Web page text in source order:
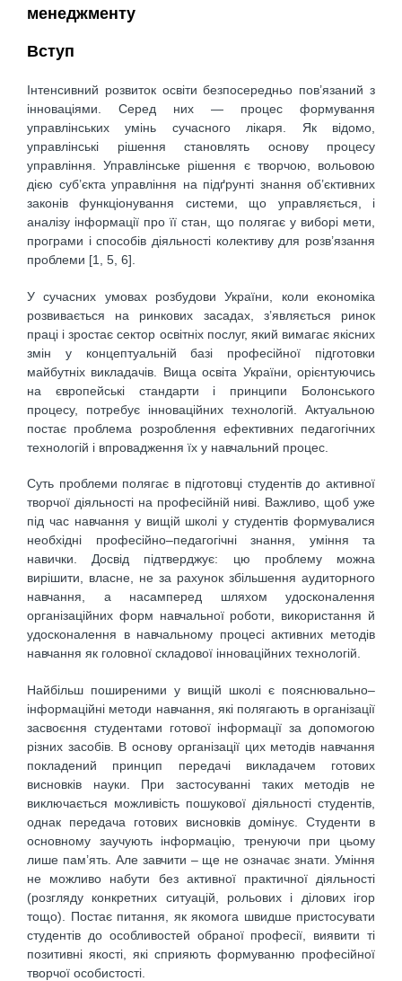
менеджменту
Вступ
Інтенсивний розвиток освіти безпосередньо пов’язаний з
інноваціями. Серед них — процес формування
управлінських умінь сучасного лікаря. Як відомо,
управлінські рішення становлять основу процесу
управління. Управлінське рішення є творчою, вольовою
дією суб’єкта управління на підґрунті знання об’єктивних
законів функціонування системи, що управляється, і
аналізу інформації про її стан, що полягає у виборі мети,
програми і способів діяльності колективу для розв’язання
проблеми [1, 5, 6].
У сучасних умовах розбудови України, коли економіка
розвивається на ринкових засадах, з’являється ринок
праці і зростає сектор освітніх послуг, який вимагає якісних
змін у концептуальній базі професійної підготовки
майбутніх викладачів. Вища освіта України, орієнтуючись
на європейські стандарти і принципи Болонського
процесу, потребує інноваційних технологій. Актуальною
постає проблема розроблення ефективних педагогічних
технологій і впровадження їх у навчальний процес.
Суть проблеми полягає в підготовці студентів до активної
творчої діяльності на професійній ниві. Важливо, щоб уже
під час навчання у вищій школі у студентів формувалися
необхідні професійно–педагогічні знання, уміння та
навички. Досвід підтверджує: цю проблему можна
вирішити, власне, не за рахунок збільшення аудиторного
навчання, а насамперед шляхом удосконалення
організаційних форм навчальної роботи, використання й
удосконалення в навчальному процесі активних методів
навчання як головної складової інноваційних технологій.
Найбільш поширеними у вищій школі є пояснювально–
інформаційні методи навчання, які полягають в організації
засвоєння студентами готової інформації за допомогою
різних засобів. В основу організації цих методів навчання
покладений принцип передачі викладачем готових
висновків науки. При застосуванні таких методів не
виключається можливість пошукової діяльності студентів,
однак передача готових висновків домінує. Студенти в
основному заучують інформацію, тренуючи при цьому
лише пам’ять. Але завчити – ще не означає знати. Уміння
не можливо набути без активної практичної діяльності
(розгляду конкретних ситуацій, рольових і ділових ігор
тощо). Постає питання, як якомога швидше пристосувати
студентів до особливостей обраної професії, виявити ті
позитивні якості, які сприяють формуванню професійної
творчої особистості.